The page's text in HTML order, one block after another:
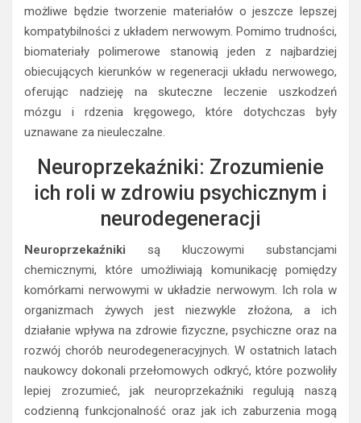
możliwe będzie tworzenie materiałów o jeszcze lepszej
kompatybilności z układem nerwowym. Pomimo trudności,
biomateriały polimerowe stanowią jeden z najbardziej
obiecujących kierunków w regeneracji układu nerwowego,
oferując nadzieję na skuteczne leczenie uszkodzeń
mózgu i rdzenia kręgowego, które dotychczas były
uznawane za nieuleczalne.
Neuroprzekaźniki: Zrozumienie
ich roli w zdrowiu psychicznym i
neurodegeneracji
Neuroprzekaźniki są kluczowymi substancjami
chemicznymi, które umożliwiają komunikację pomiędzy
komórkami nerwowymi w układzie nerwowym. Ich rola w
organizmach żywych jest niezwykle złożona, a ich
działanie wpływa na zdrowie fizyczne, psychiczne oraz na
rozwój chorób neurodegeneracyjnych. W ostatnich latach
naukowcy dokonali przełomowych odkryć, które pozwoliły
lepiej zrozumieć, jak neuroprzekaźniki regulują naszą
codzienną funkcjonalność oraz jak ich zaburzenia mogą